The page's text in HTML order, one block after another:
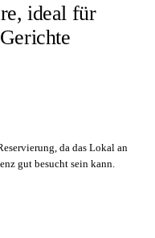
ideal für
da das Lokal an
gut besucht sein kann.